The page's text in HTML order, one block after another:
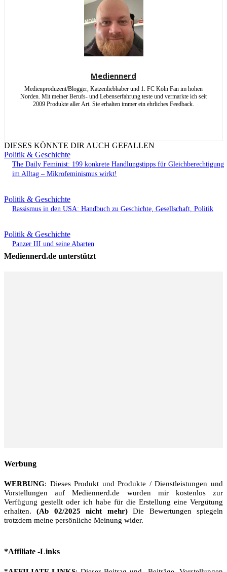
Mediennerd
Medienproduzent/Blogger, Katzenliebhaber und 1. FC Köln Fan im hohen
Norden. Mit meiner Berufs- und Lebenserfahrung teste und vermarkte ich seit
2009 Produkte aller Art. Sie erhalten immer ein ehrliches Feedback.
DIESES KÖNNTE DIR AUCH GEFALLEN
Politik & Geschichte
The Daily Feminist: 199 konkrete Handlungstipps für Gleichberechtigung
im Alltag – Mikrofeminismus wirkt!
Politik & Geschichte
Rassismus in den USA: Handbuch zu Geschichte, Gesellschaft, Politik
Politik & Geschichte
Panzer III und seine Abarten
Mediennerd.de unterstützt
Werbung
WERBUNG: Dieses Produkt und Produkte / Dienstleistungen und
Vorstellungen auf Mediennerd.de wurden mir kostenlos zur
Verfügung gestellt oder ich habe für die Erstellung eine Vergütung
erhalten.(Ab 02/2025 nicht mehr)Die Bewertungen spiegeln
trotzdem meine persönliche Meinung wider.
*Affiliate -Links